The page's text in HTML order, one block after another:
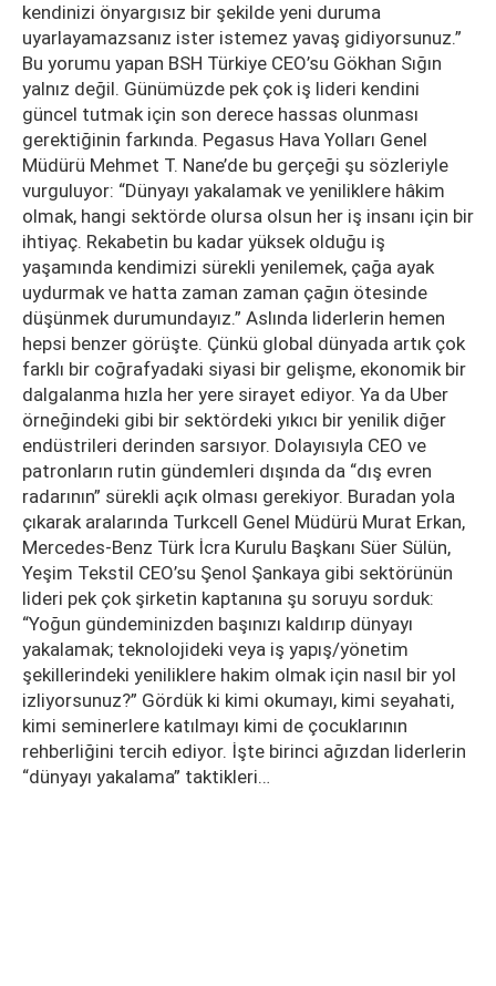
kendinizi önyargısız bir şekilde yeni duruma
uyarlayamazsanız ister istemez yavaş gidiyorsunuz.”
Bu yorumu yapan BSH Türkiye CEO’su Gökhan Sığın
yalnız değil. Günümüzde pek çok iş lideri kendini
güncel tutmak için son derece hassas olunması
gerektiğinin farkında. Pegasus Hava Yolları Genel
Müdürü Mehmet T. Nane’de bu gerçeği şu sözleriyle
vurguluyor: “Dünyayı yakalamak ve yeniliklere hâkim
olmak, hangi sektörde olursa olsun her iş insanı için bir
ihtiyaç. Rekabetin bu kadar yüksek olduğu iş
yaşamında kendimizi sürekli yenilemek, çağa ayak
uydurmak ve hatta zaman zaman çağın ötesinde
düşünmek durumundayız.” Aslında liderlerin hemen
hepsi benzer görüşte. Çünkü global dünyada artık çok
farklı bir coğrafyadaki siyasi bir gelişme, ekonomik bir
dalgalanma hızla her yere sirayet ediyor. Ya da Uber
örneğindeki gibi bir sektördeki yıkıcı bir yenilik diğer
endüstrileri derinden sarsıyor. Dolayısıyla CEO ve
patronların rutin gündemleri dışında da “dış evren
radarının” sürekli açık olması gerekiyor. Buradan yola
çıkarak aralarında Turkcell Genel Müdürü Murat Erkan,
Mercedes-Benz Türk İcra Kurulu Başkanı Süer Sülün,
Yeşim Tekstil CEO’su Şenol Şankaya gibi sektörünün
lideri pek çok şirketin kaptanına şu soruyu sorduk:
“Yoğun gündeminizden başınızı kaldırıp dünyayı
yakalamak; teknolojideki veya iş yapış/yönetim
şekillerindeki yeniliklere hakim olmak için nasıl bir yol
izliyorsunuz?” Gördük ki kimi okumayı, kimi seyahati,
kimi seminerlere katılmayı kimi de çocuklarının
rehberliğini tercih ediyor. İşte birinci ağızdan liderlerin
“dünyayı yakalama” taktikleri…